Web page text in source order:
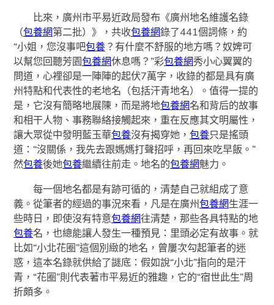
比來，廣州市平易近政局發布《廣州地名維護名錄
（包養網第二批）》，共收包養網錄了441個詞條，約
“小姐，您沒事吧包養 ？有什麼不舒服的地方嗎？奴婢可
以幫您回聽芳園包養網休息嗎？”彩包養網秀小心翼翼的
問道，心裡卻是一陣陣的起伏7萬字，收錄的都是具有廣
州特點和代表性的老地名（包括汗青地名）。值得一提的
是，它沒有簡略地展陳，而是將地包養網名和背后的故事
和相干人物、事務聯絡接觸起來，重在反應其文明屬性，
讓大眾從中發明藍玉華包養沒有揭穿她，包養只是搖頭
道：“沒關係，我先去跟媽媽打聲招呼，再回來吃早飯。”
然包養後她包養繼續往前走。地名的包養網魅力。
每一個地名都是有跡可循的，清楚自己就組成了意
義。從筆者的經過的事況來看，凡是在廣州包養網生涯一
些時日，即使沒有特意包養網往清楚，那些各具特點的地
包養名，也總能讓人發生一種預見：里頭必定有故事。就
比如“小北花圈”這個別緻的地名，曾屢次勾起筆者的迷
惑，這本名錄就供給了謎底：假如說“小北”指向的是汗
青，“花圈”則代表著市平易近的雅趣，它的“宿世此生”周
折頗多。